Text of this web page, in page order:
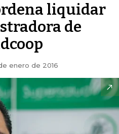
liquidar
de
enero de 2016